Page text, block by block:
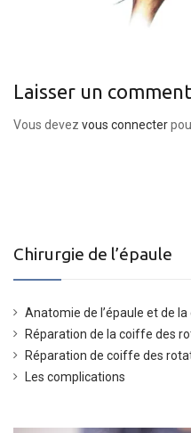
Laisser un
Vous devez vous connecter
Chirurgie de l’épaule
Anatomie de l’épaule et de
Réparation de la coiffe des
Réparation de coiffe des
Les complications